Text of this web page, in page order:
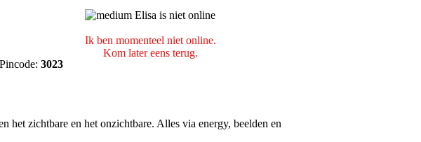
Ik ben momenteel niet online.
Kom later eens terug.
Pincode: 3023
het zichtbare en het onzichtbare. Alles via energy, beelden en